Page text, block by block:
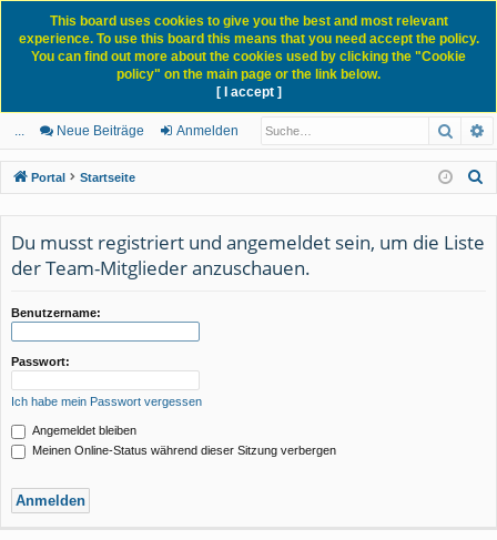
ch
ne
llz
rif
News Blog
lie
de
m
el
de
eg
ist
rie
re
Neue Beiträge Anmelden
Portal Startseite
Du musst registriert und angemeldet sein, um die Liste
der Team-Mitglieder anzuschauen.
Benutzername:
Passwort:
Ich habe mein Passwort vergessen
Angemeldet bleiben
Meinen Online-Status während dieser Sitzung verbergen
This board uses cookies to give you the best and most relevant
experience. To use this board this means that you need accept the policy.
You can find out more about the cookies used by clicking the "Cookie
policy" on the main page or the link below.
[ I accept ]